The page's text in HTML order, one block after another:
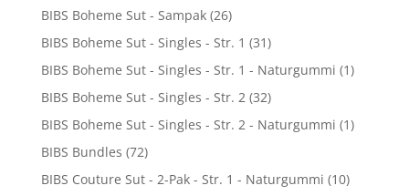
BIBS Boheme Sut - Sampak (26)
BIBS Boheme Sut - Singles - Str. 1 (31)
BIBS Boheme Sut - Singles - Str. 1 - Naturgummi (1)
BIBS Boheme Sut - Singles - Str. 2 (32)
BIBS Boheme Sut - Singles - Str. 2 - Naturgummi (1)
BIBS Bundles (72)
BIBS Couture Sut - 2-Pak - Str. 1 - Naturgummi (10)